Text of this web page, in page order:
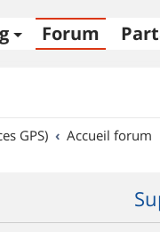
Forum
GPS)
Accueil forum